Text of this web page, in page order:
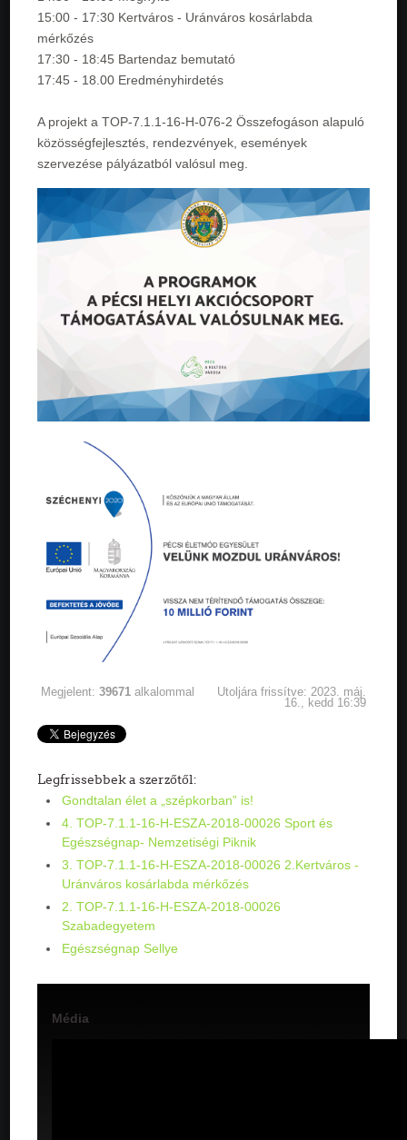
15:00 - 17:30 Kertváros - Uránváros kosárlabda
mérkőzés
17:30 - 18:45 Bartendaz bemutató
17:45 - 18.00 Eredményhirdetés
A projekt a TOP-7.1.1-16-H-076-2 Összefogáson alapuló
közösségfejlesztés, rendezvények, események
szervezése pályázatból valósul meg.
Megjelent:39671 alkalommal
Utoljára frissítve: 2023. máj.
16., kedd 16:39
Legfrissebbek a szerzőtől:
Gondtalan élet a „szépkorban” is!
4. TOP-7.1.1-16-H-ESZA-2018-00026 Sport és
Egészségnap- Nemzetiségi Piknik
3. TOP-7.1.1-16-H-ESZA-2018-00026 2.Kertváros -
Uránváros kosárlabda mérkőzés
2. TOP-7.1.1-16-H-ESZA-2018-00026
Szabadegyetem
Egészségnap Sellye
Média